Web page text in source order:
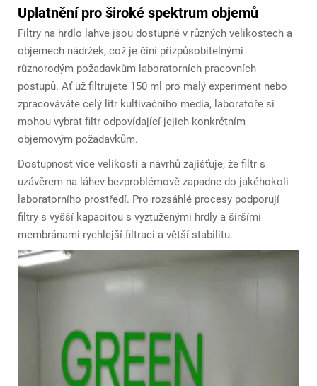
Uplatnění pro široké spektrum objemů
Filtry na hrdlo lahve jsou dostupné v různých velikostech a
objemech nádržek, což je činí přizpůsobitelnými
různorodým požadavkům laboratorních pracovních
postupů. Ať už filtrujete 150 ml pro malý experiment nebo
zpracováváte celý litr kultivačního media, laboratoře si
mohou vybrat filtr odpovídající jejich konkrétním
objemovým požadavkům.
Dostupnost více velikostí a návrhů zajišťuje, že filtr s
uzávěrem na láhev bezproblémově zapadne do jakéhokoli
laboratorního prostředí. Pro rozsáhlé procesy podporují
filtry s vyšší kapacitou s vyztuženými hrdly a širšími
membránami rychlejší filtraci a větší stabilitu.